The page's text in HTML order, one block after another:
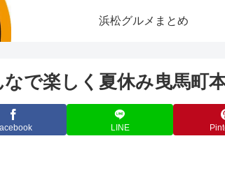
浜松グルメまとめ
で楽しく夏休み曳馬町
LINE